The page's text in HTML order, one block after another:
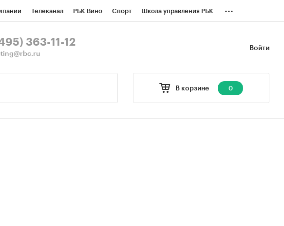
Телеканал РБК Вино Спорт Школа управления РБК
Спецпроекты
...
Войти
363-11-12
В корзине 0